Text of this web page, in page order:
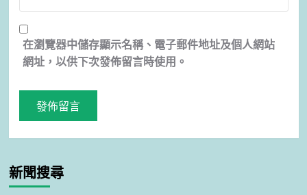
在瀏覽器中儲存顯示名稱、電子郵件地址及個人網站
網址，以供下次發佈留言時使用。
新聞搜尋